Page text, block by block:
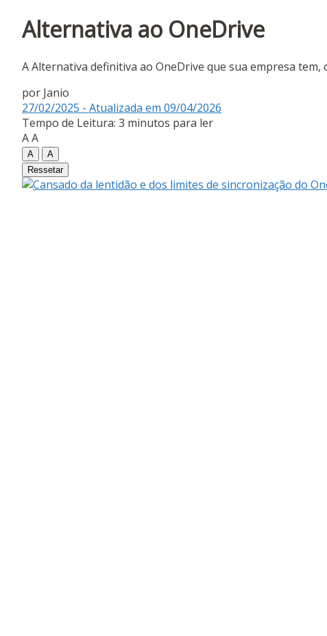
Alternativa ao OneDrive
A Alternativa definitiva ao OneDrive que sua empresa
por Janio
27/02/2025 - Atualizada em 09/04/2026
Tempo de Leitura: 3 minutos para ler
AA
A
A
Ressetar